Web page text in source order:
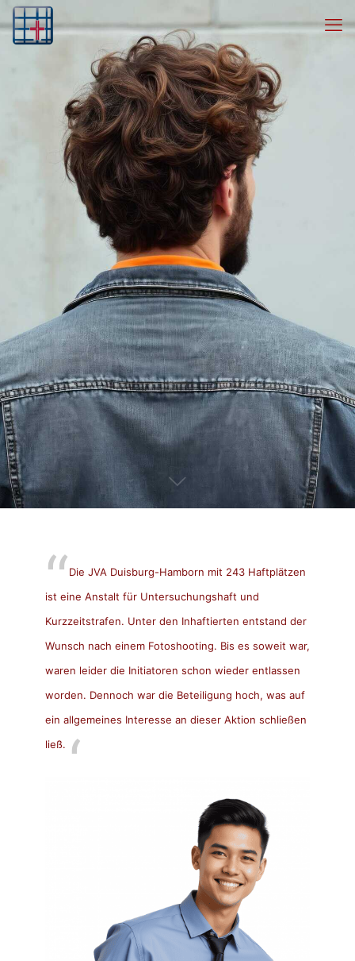
Die JVA Duisburg-Hamborn mit 243 Haftplätzen
ist eine Anstalt für Untersuchungshaft und
Kurzzeitstrafen. Unter den Inhaftierten entstand der
Wunsch nach einem Fotoshooting. Bis es soweit war,
waren leider die Initiatoren schon wieder entlassen
worden. Dennoch war die Beteiligung hoch, was auf
ein allgemeines Interesse an dieser Aktion schließen
ließ.